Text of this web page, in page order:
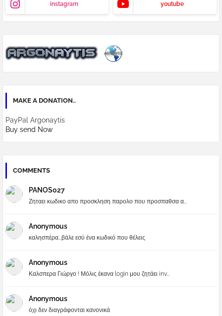
instagram youtube
MAKE A DONATION..
PayPal Argonaytis
Buy send Now
COMMENTS
PANOS027
Ζηταει κωδικο απο προσκληση παρολο που προσπαθσα α...
Anonymous
καλησπέρα...βάλε εσύ ένα κωδικό που θέλεις
Anonymous
Καλσπερα Γιώργο ! Μόλις έκανα login μου ζητάει inv...
Anonymous
όχι δεν διαγράφονται κανονικά